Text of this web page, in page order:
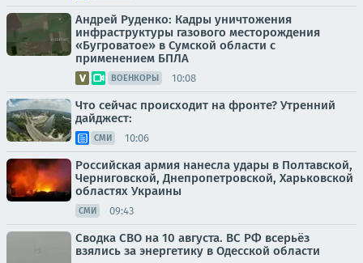
Андрей Руденко: Кадры уничтожения
инфраструктуры газового месторождения
«Бугроватое» в Сумской области с
применением БПЛА
ВОЕНКОРЫ 10:08
Что сейчас происходит на фронте? Утренний
дайджест:
СМИ 10:06
Российская армия нанесла удары в Полтавской,
Черниговской, Днепропетровской, Харьковской
областях Украины
СМИ 09:43
Сводка СВО на 10 августа. ВС РФ всерьёз
взялись за энергетику в Одесской области